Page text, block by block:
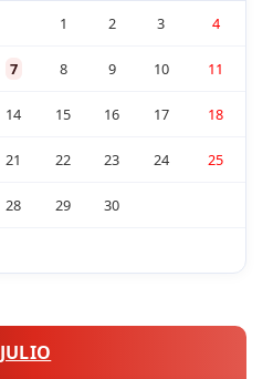
1 2 3 4
7 8 9 10 11
14 15 16 17 18
21 22 23 24 25
28 29 30
JULIO